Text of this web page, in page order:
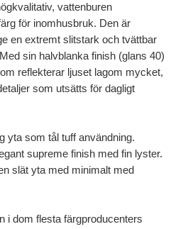
vattenburen
för inomhusbruk. Den är
en extremt slitstark och tvättbar
sin halvblanka finish (glans 40)
reflekterar ljuset lagom mycket,
som utsätts för dagligt
yta som tål tuff användning.
supreme finish med fin lyster.
slät yta med minimalt med
i dom flesta färgproducenters